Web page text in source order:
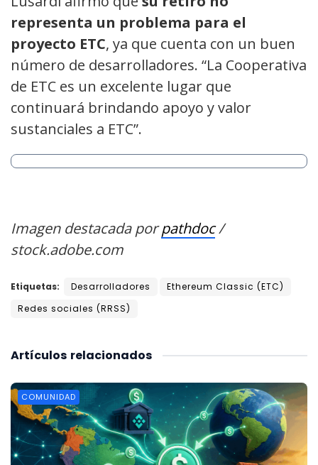
representa un problema para el
proyecto ETC, ya que cuenta con un buen
número de desarrolladores. “La Cooperativa
de ETC es un excelente lugar que
continuará brindando apoyo y valor
sustanciales a ETC”.
Imagen destacada porpathdoc/
stock.adobe.com
Etiquetas: Desarrolladores
Ethereum Classic (ETC)
Redes sociales (RRSS)
relacionados
Artículos
COMUNIDAD